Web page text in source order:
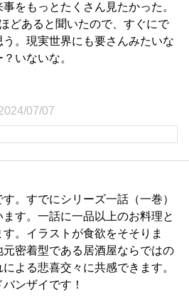
をもっとたくさん見たかった。
どあると聞いたので、すぐにで
う。現実世界にも要さんみたいな
いないな。
07/07
。すでにシリーズ一話（一巻）
す。一話に一品以上のお料理と
。イラストが食欲をそそりま
密着型である居酒屋ならではの
よる悲喜交々に共感できます。
ンザイです！